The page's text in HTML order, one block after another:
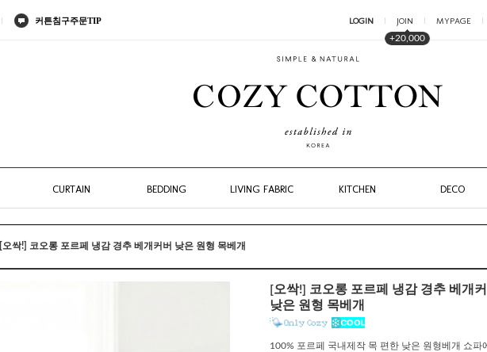
커튼침구주문TIP LOGIN JOIN
+20,000
MYPAGE
CURTAIN BEDDING LIVING FABRIC KITCHEN DECO
[오싹!] 코오롱 포르페 냉감 경추 베개커버 낮은 원형 목베개
[오싹!] 코오롱 포르페 냉감 경추 베개
낮은 원형 목베개
100% 포르페 국내제작 목 편한 낮은 원형베개 쇼파